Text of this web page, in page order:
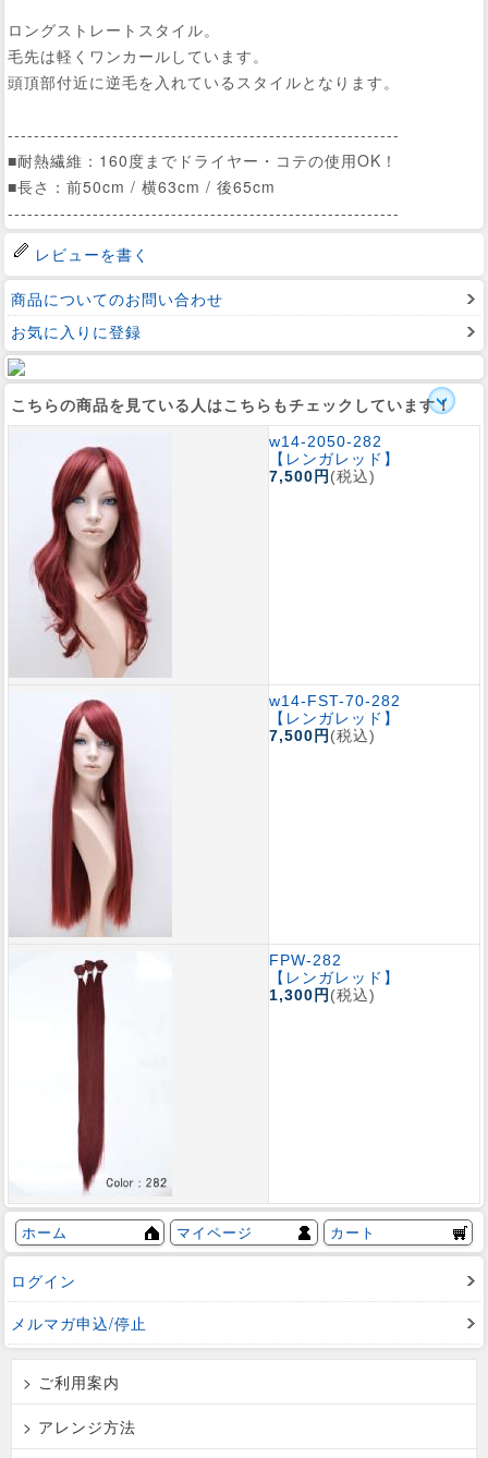
ロングストレートスタイル。
毛先は軽くワンカールしています。
頭頂部付近に逆毛を入れているスタイルとなります。
------------------------------------------------------------
■耐熱繊維：160度までドライヤー・コテの使用OK！
■長さ：前50cm / 横63cm / 後65cm
------------------------------------------------------------
レビューを書く
商品についてのお問い合わせ
お気に入りに登録
こちらの商品を見ている人はこちらもチェックしています！
w14-2050-282
【レンガレッド】
7,500円 (税込)
w14-FST-70-282
【レンガレッド】
7,500円 (税込)
FPW-282
【レンガレッド】
1,300円 (税込)
ホーム マイページ カート
ログイン
メルマガ申込/停止
> ご利用案内
> アレンジ方法